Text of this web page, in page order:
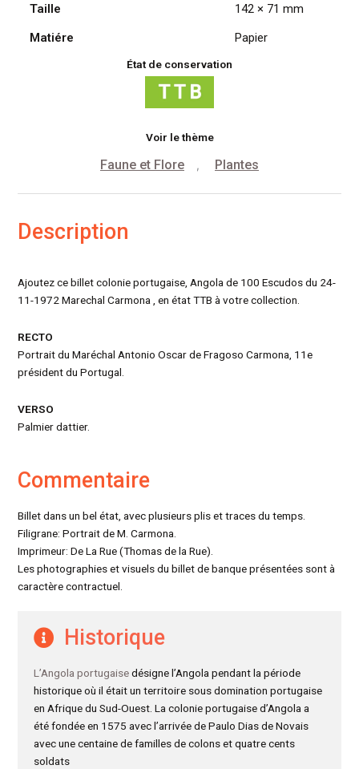
Marechal
Taille
142 × 71 mm
Matiére
Papier
État de conservation
Voir le thème
Faune et Flore , Plantes
Description
Ajoutez ce billet colonie portugaise, Angola de 100 Escudos du 24-
11-1972 Marechal Carmona , en état TTB à votre collection.
RECTO
Portrait du Maréchal Antonio Oscar de Fragoso Carmona, 11e
président du Portugal.
VERSO
Palmier dattier.
Commentaire
Billet dans un bel état, avec plusieurs plis et traces du temps.
Filigrane: Portrait de M. Carmona.
Imprimeur: De La Rue (Thomas de la Rue).
Les photographies et visuels du billet de banque présentées sont à
caractère contractuel.
Historique
L’Angola portugaisedésigne l’Angola pendant la période
historique où il était un territoire sous domination portugaise
en Afrique du Sud-Ouest. La colonie portugaise d’Angola a
été fondée en 1575 avec l’arrivée de Paulo Dias de Novais
avec une centaine de familles de colons et quatre cents
soldats